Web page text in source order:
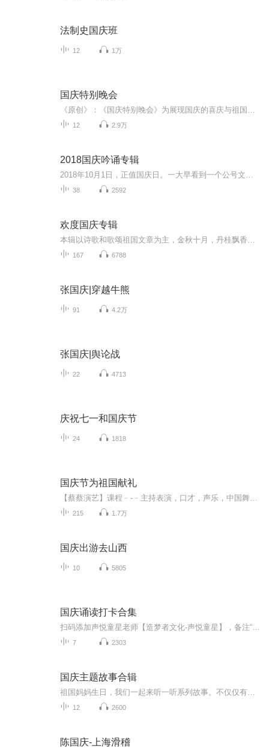
法制史国庆班
12 1万
国庆特别晚会
12 2.9万
2018国庆吟诵专辑
38 2592
欢度国庆专辑
167 6788
张国庆|穿越牛熊
91 4.2万
张国庆|舆论战
22 4713
庆祝七一和国庆节
24 1818
国庆节为祖国献礼
215 1.7万
国庆出游去山西
10 5805
国庆诵读打卡合集
7 2303
国庆主题故事合辑
12 2600
陈国庆-上海滑稽